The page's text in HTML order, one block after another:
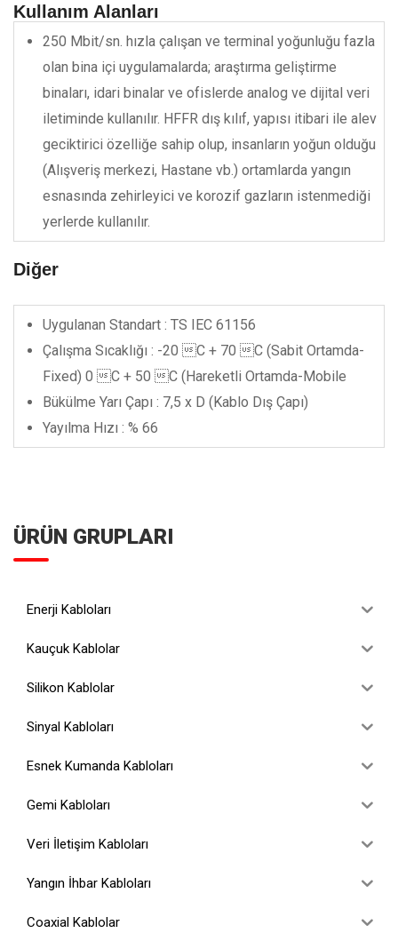
Kullanım Alanları
250 Mbit/sn. hızla çalışan ve terminal yoğunluğu fazla
olan bina içi uygulamalarda; araştırma geliştirme
binaları, idari binalar ve ofislerde analog ve dijital veri
iletiminde kullanılır. HFFR dış kılıf, yapısı itibari ile alev
geciktirici özelliğe sahip olup, insanların yoğun olduğu
(Alışveriş merkezi, Hastane vb.) ortamlarda yangın
esnasında zehirleyici ve korozif gazların istenmediği
yerlerde kullanılır.
Diğer
Uygulanan Standart : TS IEC 61156
Çalışma Sıcaklığı : -20 C + 70 C (Sabit Ortamda-
Fixed) 0 C + 50 C (Hareketli Ortamda-Mobile
Bükülme Yarı Çapı : 7,5 x D (Kablo Dış Çapı)
Yayılma Hızı : % 66
ÜRÜN GRUPLARI
Enerji Kabloları
Kauçuk Kablolar
Silikon Kablolar
Sinyal Kabloları
Esnek Kumanda Kabloları
Gemi Kabloları
Veri İletişim Kabloları
Yangın İhbar Kabloları
Coaxial Kablolar